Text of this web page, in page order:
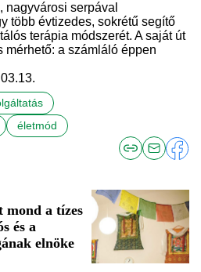
nagyvárosi serpával
több évtizedes, sokrétű segítő
terápia módszerét. A saját út
mérhető: a számláló éppen
életmód
mond a tízes
és a
elnöke